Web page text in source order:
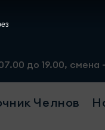
смена - 2500
Челнов